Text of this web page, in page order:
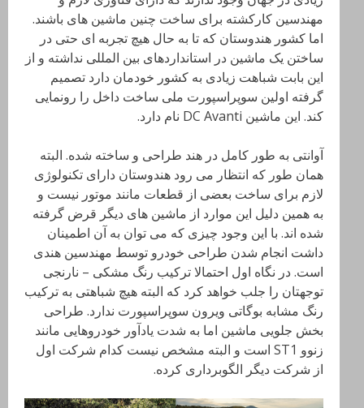
مهندسین کارکشته برای ساخت چنین ماشین های باشند.
اما کشور هندوستان که تا به حال هیچ تجربه ای حتی در
ساختن یک ماشین در استانداردهای بین المللی نداشته و از
این بابت شباهت زیادی به کشور خودمان دارد تصمیم
گرفته اولین سوپراسپورت ملی ساخت داخل را رونمایی
کند. این ماشین DC Avanti نام دارد.
آوانتی به طور کامل در هند طراحی و ساخته شده. البته
همان طور که انتظار می رود هندوستان دارای تکنولوژی
لازم برای ساخت بعضی از قطعات مانند موتور نیست و
به همین دلیل این موارد از ماشین های دیگر قرض گرفته
شده اند. با این وجود چیزی که می توان به آن اطمینان
داشت انجام شدن طراحی خودرو توسط مهندسین هندی
است. در نگاه اول احتمالا ترکیب رنگ مشکی – نارنجی
توجهتان را جلب خواهد کرد که البته هیچ شباهتی به ترکیب
رنگ مشابه بوگاتی ویرون سوپراسپورت ندارد. طراحی
بخش جلویی ماشین اما به شدت یادآور خودروهایی مانند
زنوو ST1 است و البته مشخص نیست کدام شرکت اول
از شرکت دیگر الگوبرداری کرده.